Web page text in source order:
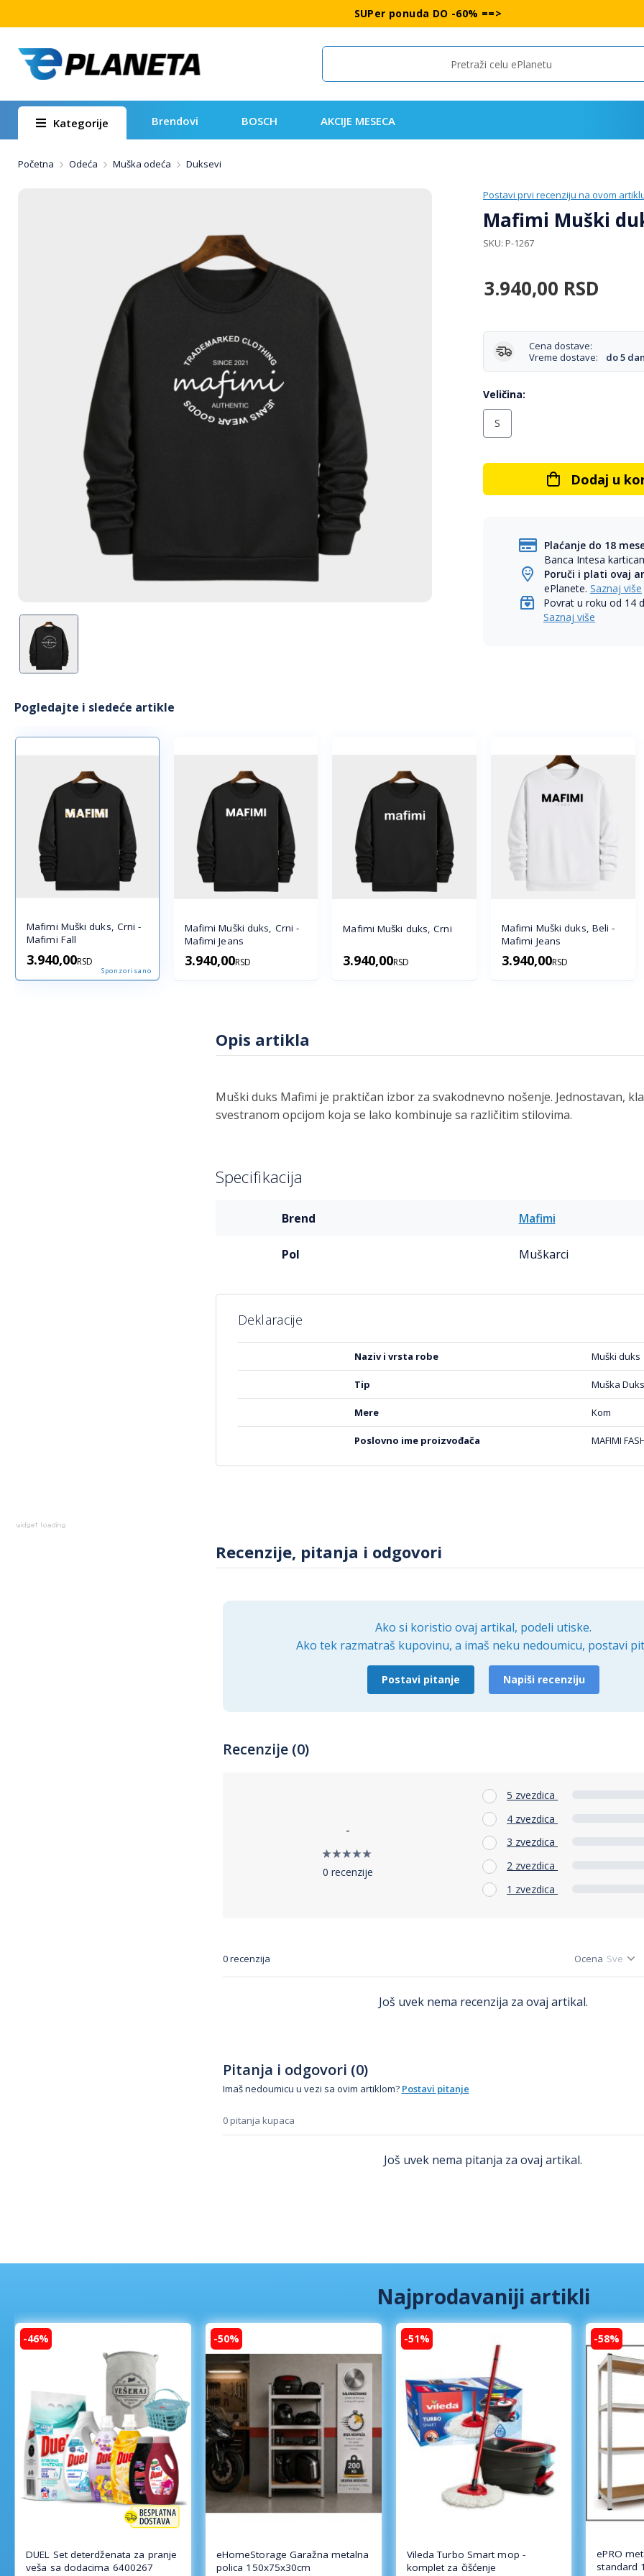
SUPer ponuda DO -60% ==>
Search
Kategorije Brendovi BOSCH AKCIJE MESECA
Početna Odeća Muška odeća Duksevi
Postavi prvi recenziju na ovom
Mafimi Muški
SKU P-1267
3.940,00 RSD
Cena dostave:
Vreme dostave:
do 5
Veličina
S
Dodaj u
Plaćanje do 18
Banca Intesa
Poruči i plati ovaj
ePlanete.Saznaj više
Povrat u roku od 14
Saznaj više
Pogledajte i sledeće artikle
Mafimi Muški duks, Crni -
Mafimi Fall
3.940,00RSD
Sponzorisano
Mafimi Muški duks, Crni -
Mafimi Jeans
3.940,00RSD
Mafimi Muški duks, Crni
3.940,00RSD
Mafimi Muški duks, Beli -
Mafimi Jeans
3.940,00RSD
Opis artikla
Muški duks Mafimi je praktičan izbor za svakodnevno nošenje. Jednostavan,
svestranom opcijom koja se lako kombinuje sa različitim stilovima.
Specifikacija
brend Mafimi
pol Muškarci
Deklaracije
naziv i vrsta robe Muški duks
tip Muška Duks
mere Kom
poslovno ime proizvođača MAFIMI
Recenzije, pitanja i odgovori
Ako si koristio ovaj artikal, podeli utiske.
Ako tek razmatraš kupovinu, a imaš neku nedoumicu, postavi
Postavi pitanje Napiši recenziju
Recenzije (0)
-
0 recenzije
5 zvezdica
4 zvezdica
3 zvezdica
2 zvezdica
1 zvezdica
0 recenzija Ocena
Još uvek nema recenzija za ovaj artikal.
Pitanja i odgovori (0)
Imaš nedoumicu u vezi sa ovim artiklom? Postavi pitanje
0 pitanja kupaca
Još uvek nema pitanja za ovaj artikal.
Najprodavaniji artikli
-46%
DUEL Set deterdženata za pranje
veša sa dodacima 6400267
-50%
eHomeStorage Garažna metalna
polica 150x75x30cm
-51%
Vileda Turbo Smart mop -
komplet za čišćenje
-58%
ePRO
standard